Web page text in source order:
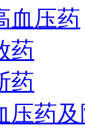
血压药
药
药
压药